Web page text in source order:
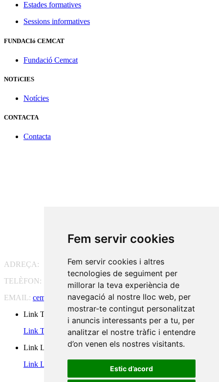
Fem servir cookies
Fem servir cookies i altres
tecnologies de seguiment per
millorar la teva experiència de
navegació al nostre lloc web, per
mostrar-te contingut personalitzat
i anuncis interessants per a tu, per
analitzar el nostre tràfic i entendre
d’on venen els nostres visitants.
Estic d’acord
Estades formatives
Sessions informatives
FUNDACIó CEMCAT
Fundació Cemcat
NOTíCIES
Notícies
CONTACTA
Contacta
ADREÇA:
Pg. Vall d'Hebron, 119-129, 08035 Barcelona
TELÈFON:
93 175 15 55
EMAIL: cem-cat@cem-cat.org
Link Twitter
Link Twitter
Link Linkedin
Link Linkedin